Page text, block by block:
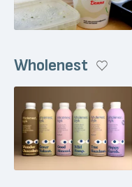
Wholenest